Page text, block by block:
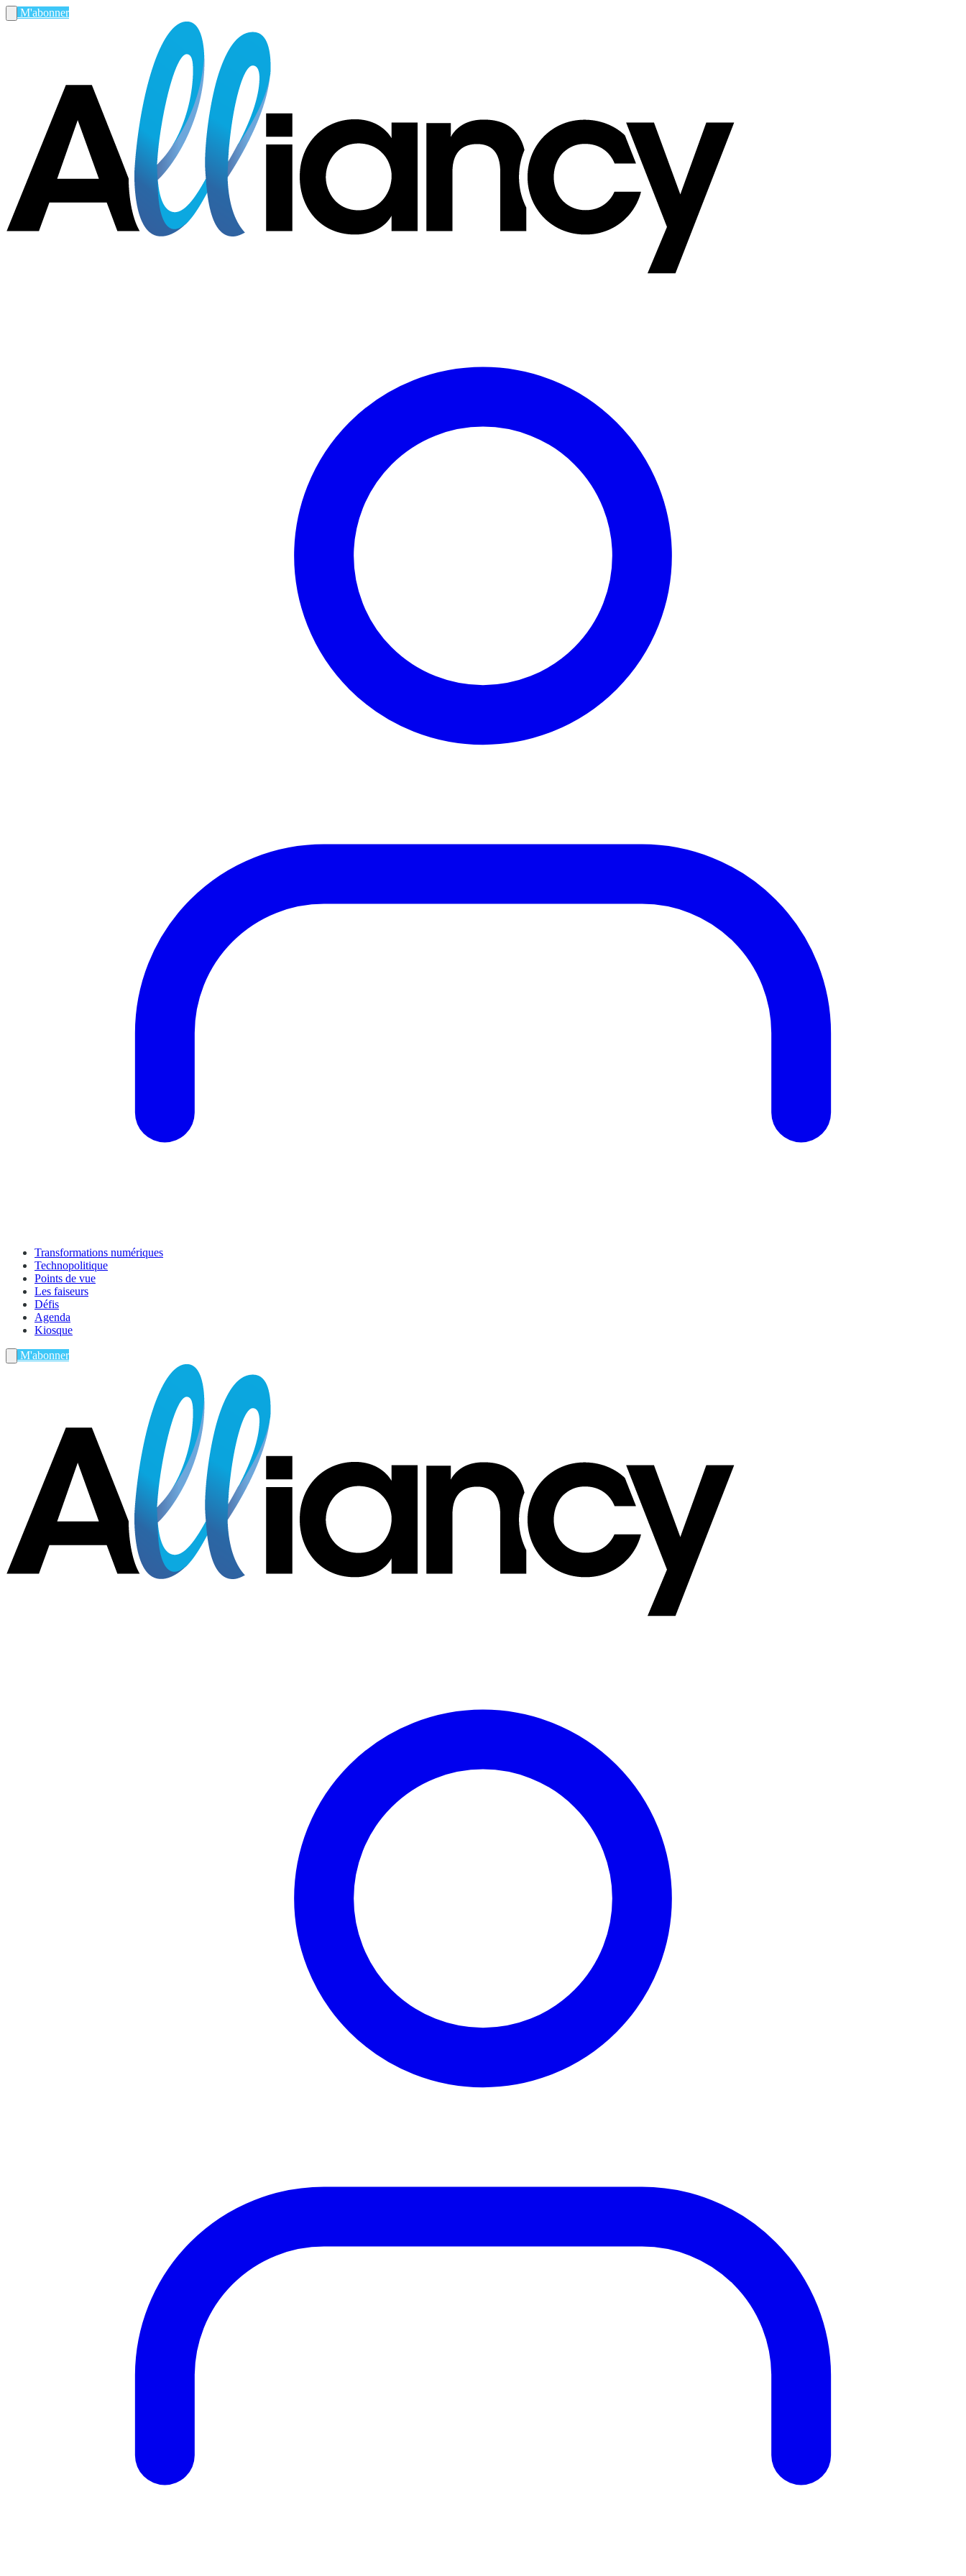
M'abonner
Transformations numériques
Technopolitique
Points de vue
Les faiseurs
Défis
Agenda
Kiosque
M'abonner